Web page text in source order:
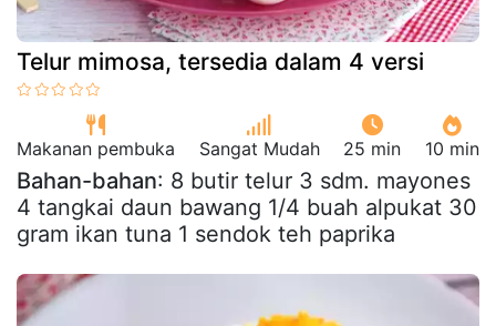
Telur mimosa, tersedia dalam 4 versi
Makanan pembuka Sangat Mudah 25 min 10 min
Bahan-bahan: 8 butir telur 3 sdm. mayones
4 tangkai daun bawang 1/4 buah alpukat 30
gram ikan tuna 1 sendok teh paprika